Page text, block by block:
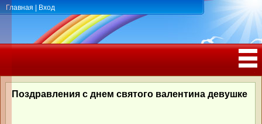
Главная Вход
РОЖДЕНИЯ, ЮБИЛЕЕМ
Поздравления с днем святого валентина девушке